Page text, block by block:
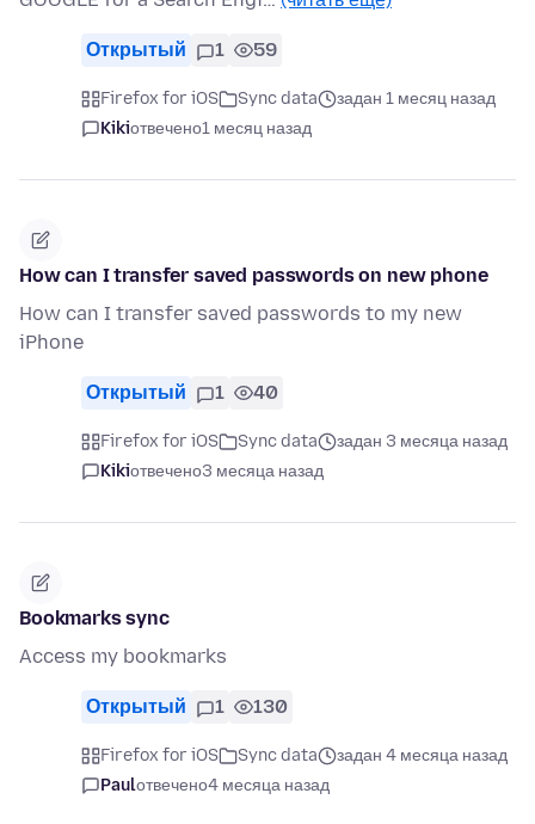
Открытый 1 59
Firefox for iOS Sync data
задан 1 месяц назад
Kikiотвечено1 месяц назад
How can I transfer saved passwords on new phone
How can I transfer saved passwords to my new
iPhone
Открытый 1 40
Firefox for iOS Sync data
задан 3 месяца назад
Kikiотвечено3 месяца назад
Bookmarks sync
Access my bookmarks
Открытый 1 130
Firefox for iOS Sync data
задан 4 месяца назад
Paulотвечено4 месяца назад